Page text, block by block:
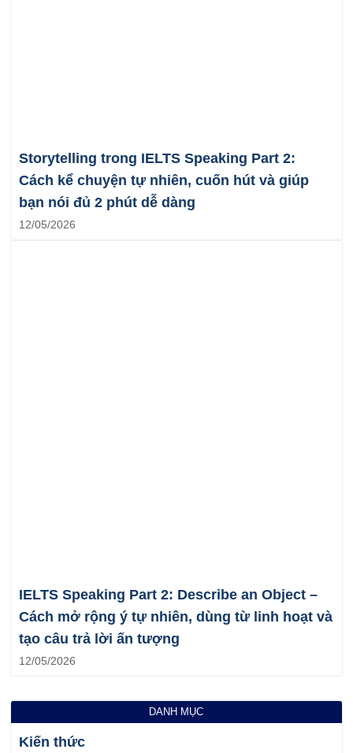
Storytelling trong IELTS Speaking Part 2:
Cách kể chuyện tự nhiên, cuốn hút và giúp
bạn nói đủ 2 phút dễ dàng
12/05/2026
IELTS Speaking Part 2: Describe an Object –
Cách mở rộng ý tự nhiên, dùng từ linh hoạt và
tạo câu trả lời ấn tượng
12/05/2026
DANH MỤC
Kiến thức